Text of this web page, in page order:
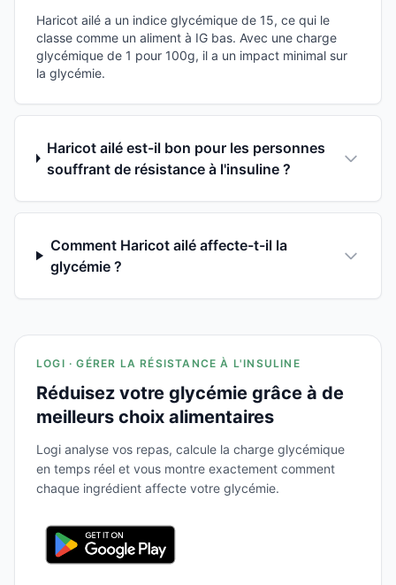
Haricot ailé a un indice glycémique de 15, ce qui le
classe comme un aliment à IG bas. Avec une charge
glycémique de 1 pour 100g, il a un impact minimal sur
la glycémie.
Haricot ailé est-il bon pour les personnes
souffrant de résistance à l'insuline ?
Comment Haricot ailé affecte-t-il la
glycémie ?
LOGI · GÉRER LA RÉSISTANCE À L'INSULINE
Réduisez votre glycémie grâce à de
meilleurs choix alimentaires
Logi analyse vos repas, calcule la charge glycémique
en temps réel et vous montre exactement comment
chaque ingrédient affecte votre glycémie.